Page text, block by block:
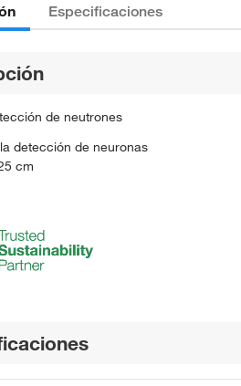
Especificaciones
de neutrones
detección de neuronas
cm